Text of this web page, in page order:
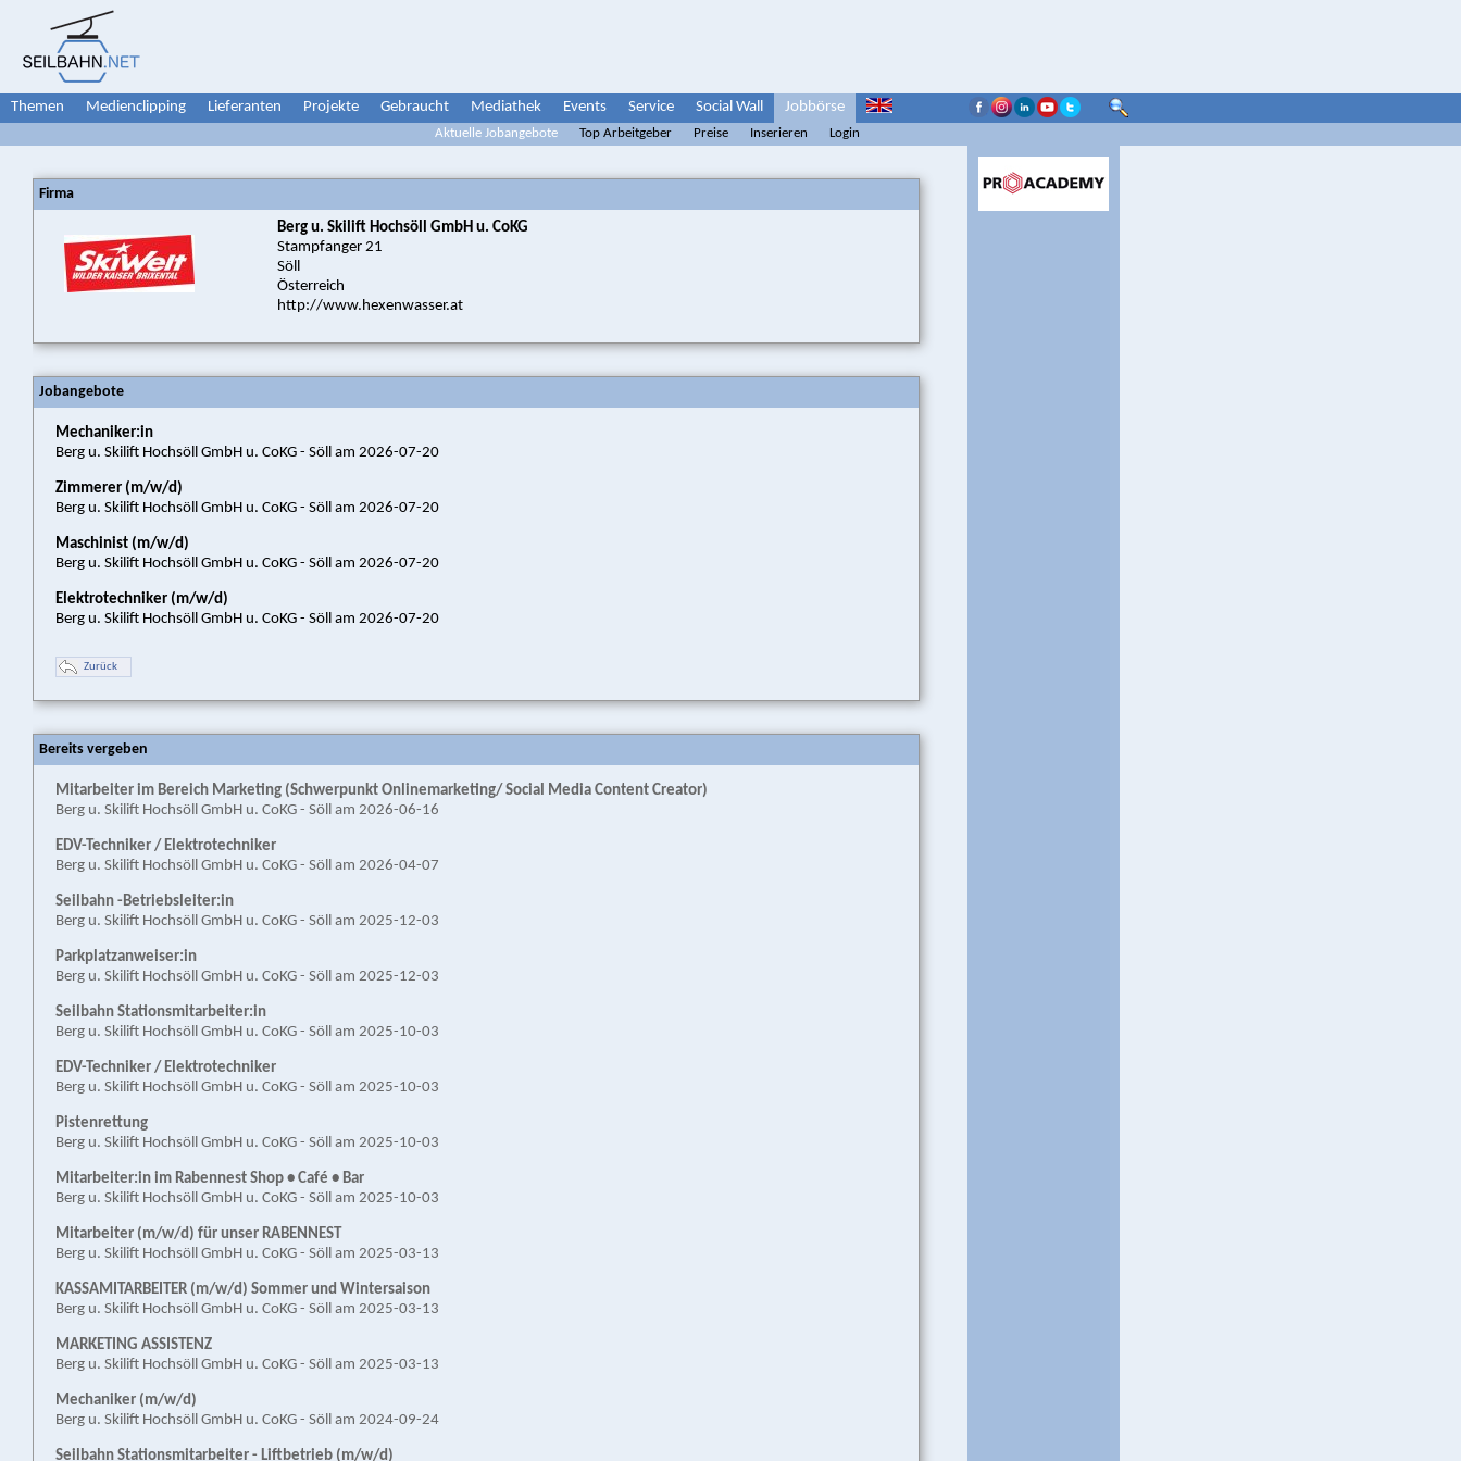
Themen Medienclipping Lieferanten Projekte Gebraucht Mediathek Events Service Social Wall Jobbörse
Aktuelle Jobangebote Top Arbeitgeber Preise Inserieren Login
Firma
Berg u. Skilift Hochsöll GmbH u. CoKG
Stampfanger 21
Söll
Österreich
http://www.hexenwasser.at
Jobangebote
Mechaniker:in
Berg u. Skilift Hochsöll GmbH u. CoKG - Söll am 2026-07-20
Zimmerer (m/w/d)
Berg u. Skilift Hochsöll GmbH u. CoKG - Söll am 2026-07-20
Maschinist (m/w/d)
Berg u. Skilift Hochsöll GmbH u. CoKG - Söll am 2026-07-20
Elektrotechniker (m/w/d)
Berg u. Skilift Hochsöll GmbH u. CoKG - Söll am 2026-07-20
Zurück
Bereits vergeben
Mitarbeiter im Bereich Marketing (Schwerpunkt Onlinemarketing/ Social Media Content Creator)
Berg u. Skilift Hochsöll GmbH u. CoKG - Söll am 2026-06-16
EDV-Techniker / Elektrotechniker
Berg u. Skilift Hochsöll GmbH u. CoKG - Söll am 2026-04-07
Seilbahn -Betriebsleiter:in
Berg u. Skilift Hochsöll GmbH u. CoKG - Söll am 2025-12-03
Parkplatzanweiser:in
Berg u. Skilift Hochsöll GmbH u. CoKG - Söll am 2025-12-03
Seilbahn Stationsmitarbeiter:in
Berg u. Skilift Hochsöll GmbH u. CoKG - Söll am 2025-10-03
EDV-Techniker / Elektrotechniker
Berg u. Skilift Hochsöll GmbH u. CoKG - Söll am 2025-10-03
Pistenrettung
Berg u. Skilift Hochsöll GmbH u. CoKG - Söll am 2025-10-03
Mitarbeiter:in im Rabennest Shop • Café • Bar
Berg u. Skilift Hochsöll GmbH u. CoKG - Söll am 2025-10-03
Mitarbeiter (m/w/d) für unser RABENNEST
Berg u. Skilift Hochsöll GmbH u. CoKG - Söll am 2025-03-13
KASSAMITARBEITER (m/w/d) Sommer und Wintersaison
Berg u. Skilift Hochsöll GmbH u. CoKG - Söll am 2025-03-13
MARKETING ASSISTENZ
Berg u. Skilift Hochsöll GmbH u. CoKG - Söll am 2025-03-13
Mechaniker (m/w/d)
Berg u. Skilift Hochsöll GmbH u. CoKG - Söll am 2024-09-24
Seilbahn Stationsmitarbeiter - Liftbetrieb (m/w/d)